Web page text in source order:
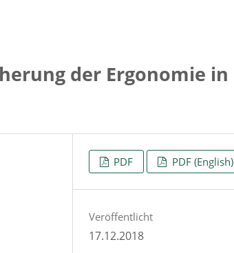
der Ergonomie in
PDF PDF (English)
Veröffentlicht
17.12.2018